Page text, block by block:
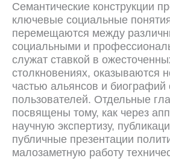
Семантические конструкции
ключевые социальные
перемещаются между
социальными и
служат ставкой в
столкновениях, оказываются
частью альянсов и биографий
пользователей. Отдельные
посвящены тому, как через
научную экспертизу,
публичные презентации
малозаметную работу